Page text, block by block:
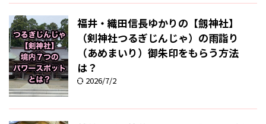
福井・織田信長ゆかりの【劔神社】
（剣神社つるぎじんじゃ）の雨詣り
（あめまいり）御朱印をもらう方法
は？
2026/7/2